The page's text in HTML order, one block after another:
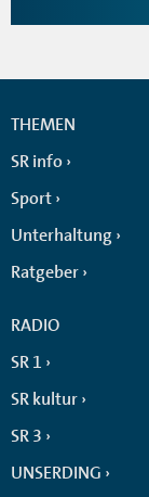
THEMEN
SR info
Sport
Unterhaltung
Ratgeber
RADIO
SR 1
SR kultur
SR 3
UNSERDING